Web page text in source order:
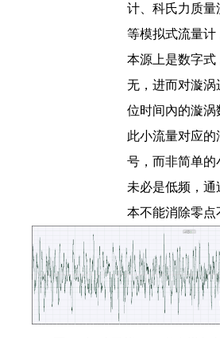
计、科氏力质
等模拟式流量
本源上是数字
无，进而对漩
位时间內的漩涡
此小流量对应
号，而非简单的
未必是低频，
本不能消除零点